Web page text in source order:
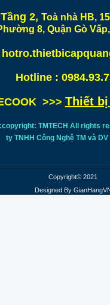
Tầng 2, Toà nhà HB,
8, Quận Gò
Hotline :
>>> Thiết
TMTECH All rights
ty TNHH Công Nghệ TM và DV
Copyright© 2021
Designed By GianHangVN